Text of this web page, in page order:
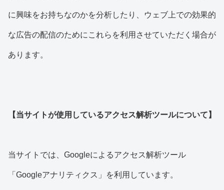
に興味をお持ちなのかを分析したり、ウェブ上での効果的
な広告の配信のためにこれらを利用させていただく場合が
あります。
【当サイトが使用しているアクセス解析ツールについて】
当サイトでは、Googleによるアクセス解析ツール
「Googleアナリティクス」を利用しています。